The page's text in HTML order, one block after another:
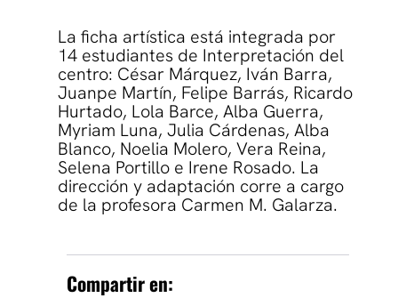
La ficha artística está integrada por
14 estudiantes de Interpretación del
centro: César Márquez, Iván Barra,
Juanpe Martín, Felipe Barrás, Ricardo
Hurtado, Lola Barce, Alba Guerra,
Myriam Luna, Julia Cárdenas, Alba
Blanco, Noelia Molero, Vera Reina,
Selena Portillo e Irene Rosado. La
dirección y adaptación corre a cargo
de la profesora Carmen M. Galarza.
Compartir en: